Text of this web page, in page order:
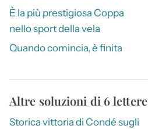
È la più prestigiosa Coppa
nello sport della vela
Quando comincia, è finita
Altre soluzioni di 6 lettere
Storica vittoria di Condé sugli